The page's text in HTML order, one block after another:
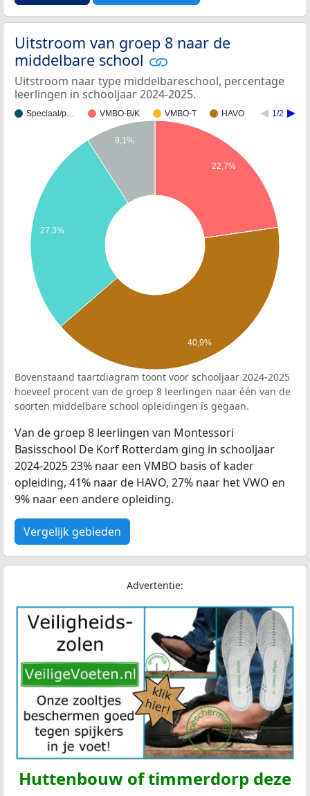
Uitstroom van groep 8 naar de
middelbare school
Uitstroom naar type middelbareschool, percentage
leerlingen in schooljaar 2024-2025.
Speciaal/p… VMBO-B/K VMBO-T HAVO 1/2
22,7%
9,1%
27,3%
40,9%
Bovenstaand taartdiagram toont voor schooljaar 2024-2025
hoeveel procent van de groep 8 leerlingen naar één van de
soorten middelbare school opleidingen is gegaan.
Van de groep 8 leerlingen van Montessori
Basisschool De Korf Rotterdam ging in schooljaar
2024-2025 23% naar een VMBO basis of kader
opleiding, 41% naar de HAVO, 27% naar het VWO en
9% naar een andere opleiding.
Vergelijk gebieden
Advertentie:
Huttenbouw of timmerdorp deze